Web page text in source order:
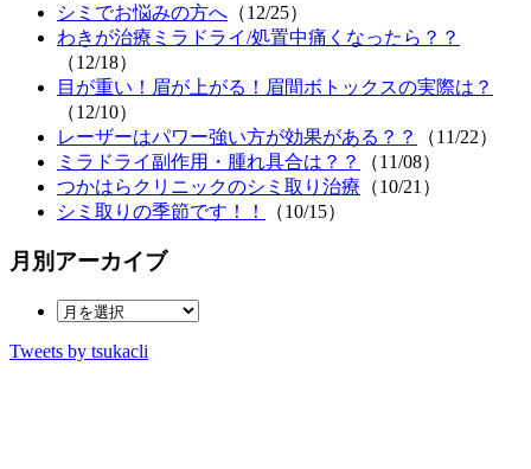
シミでお悩みの方へ （12/25）
わきが治療ミラドライ/処置中痛くなったら？？
（12/18）
目が重い！眉が上がる！眉間ボトックスの実際は？
（12/10）
レーザーはパワー強い方が効果がある？？
（11/22）
ミラドライ副作用・腫れ具合は？？
（11/08）
つかはらクリニックのシミ取り治療 （10/21）
シミ取りの季節です！！
（10/15）
月別アーカイブ
Tweets by tsukacli